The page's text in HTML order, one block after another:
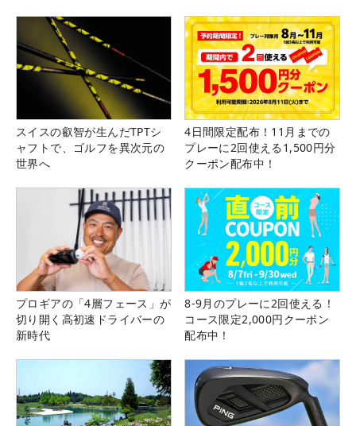
スイスの叡智が生んだTPTシ
ャフトで、ゴルフを異次元の
世界へ
4日間限定配布！11月までの
プレーに2回使える1,500円分
クーポン配布中！
プロギアの「4層フェース」が
切り開く高初速ドライバーの
新時代
8-9月のプレーに2回使える！
コース限定2,000円クーポン
配布中！